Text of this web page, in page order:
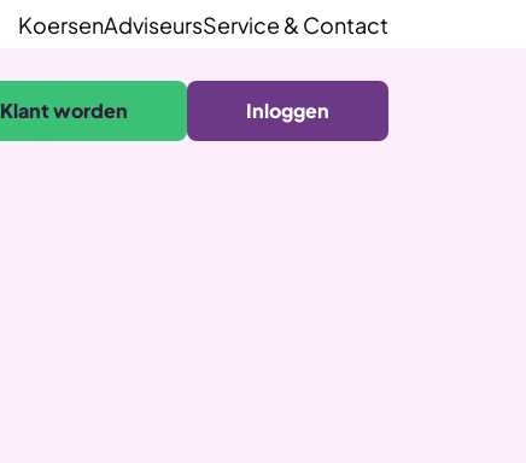
KoersenAdviseursService & Contact
Klant worden Inloggen